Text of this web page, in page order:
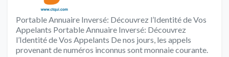
Portable Annuaire Inversé: Découvrez l’Identité de Vos
Appelants Portable Annuaire Inversé: Découvrez
l’Identité de Vos Appelants De nos jours, les appels
provenant de numéros inconnus sont monnaie courante.